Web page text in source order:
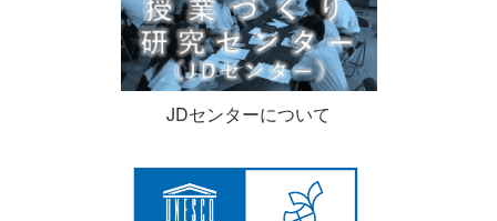
JDセンターについて